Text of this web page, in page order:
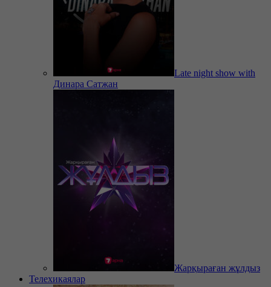
Late night show with
Динара Сатжан
Жарқыраған жұлдыз
Телехикаялар